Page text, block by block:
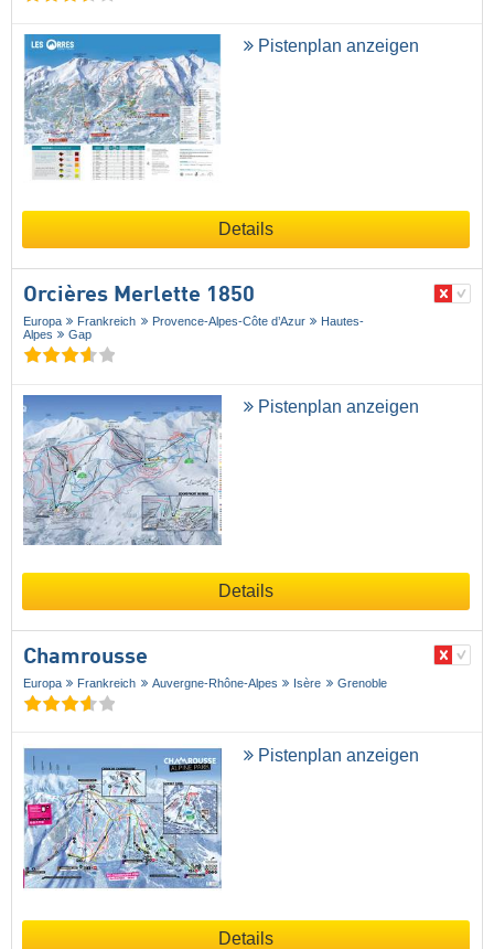
Pistenplan anzeigen
Details
Orcières Merlette 1850
Europa Frankreich Provence-Alpes-Côte d’Azur
Hautes-
Alpes
Gap
Pistenplan anzeigen
Details
Chamrousse
Europa Frankreich Auvergne-Rhône-Alpes Isère Grenoble
Pistenplan anzeigen
Details